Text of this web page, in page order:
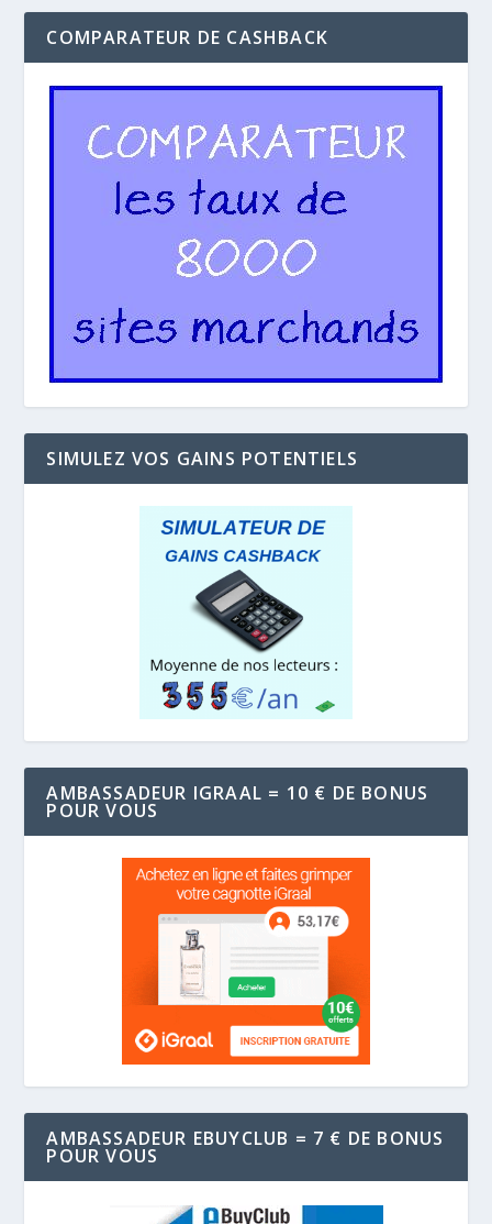
COMPARATEUR DE CASHBACK
SIMULEZ VOS GAINS POTENTIELS
AMBASSADEUR IGRAAL = 10 € DE BONUS
POUR VOUS
AMBASSADEUR EBUYCLUB = 7 € DE BONUS
POUR VOUS